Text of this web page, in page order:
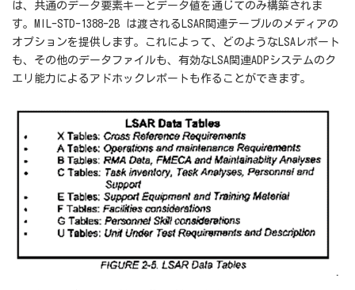
は、共通のデータ要素キーとデータ値を通じてのみ構築されま
す。MIL-STD-1388-2B は渡されるLSAR関連テーブルのメディアの
オプションを提供します。これによって、どのようなLSAレポート
も、その他のデータファイルも、有効なLSA関連ADPシステムのク
エリ能力によるアドホックレポートも作ることができます。